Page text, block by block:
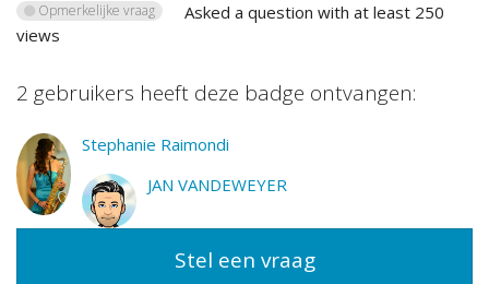
Opmerkelijke vraag
Asked a question with at least 250
views
2 gebruikers heeft deze badge ontvangen:
Stephanie Raimondi
JAN VANDEWEYER
Stel een vraag